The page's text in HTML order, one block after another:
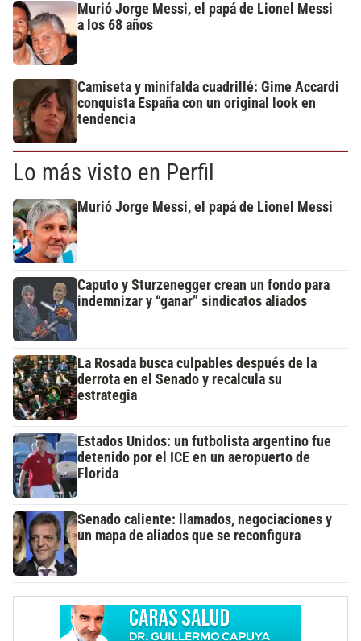
Murió Jorge Messi, el papá de Lionel Messi
a los 68 años
Camiseta y minifalda cuadrillé: Gime Accardi
conquista España con un original look en
tendencia
Lo más visto en Perfil
Murió Jorge Messi, el papá de Lionel Messi
Caputo y Sturzenegger crean un fondo para
indemnizar y “ganar” sindicatos aliados
La Rosada busca culpables después de la
derrota en el Senado y recalcula su
estrategia
Estados Unidos: un futbolista argentino fue
detenido por el ICE en un aeropuerto de
Florida
Senado caliente: llamados, negociaciones y
un mapa de aliados que se reconfigura